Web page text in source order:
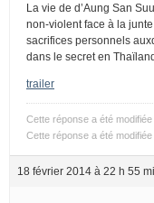
La vie de d’Aung San
non-violent face à la
sacrifices personnels
dans le secret en
trailer
Cette réponse a été
Cette réponse a été
18 février 2014 à 22 h 55